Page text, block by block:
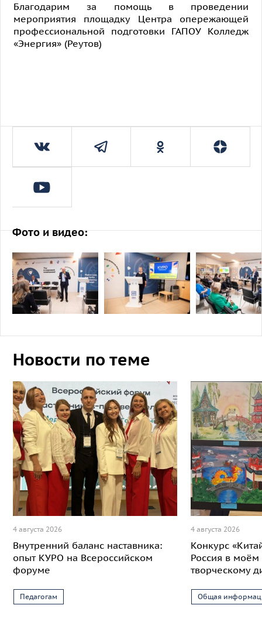
Благодарим за помощь в проведении
мероприятия площадку Центра опережающей
профессиональной подготовки ГАПОУ Колледж
«Энергия» (Реутов)
Фото и видео:
Новости по теме
4 августа 2026
Внутренний баланс наставника:
опыт КУРО на Всероссийском
форуме
Педагогам
4 августа 2026
Конкурс
Россия в моём
творческому
Общая